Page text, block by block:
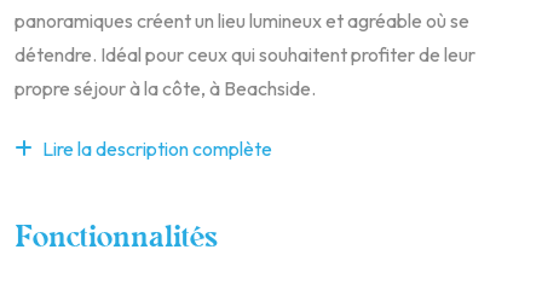
panoramiques créent un lieu lumineux et agréable où se
détendre. Idéal pour ceux qui souhaitent profiter de leur
propre séjour à la côte, à Beachside.
Lire la description complète
Fonctionnalités